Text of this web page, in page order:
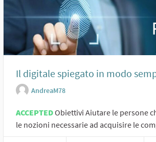
Il digitale spiegato in modo
AndreaM78
ACCEPTEDObiettivi Aiutare le persone
le nozioni necessarie ad acquisire le